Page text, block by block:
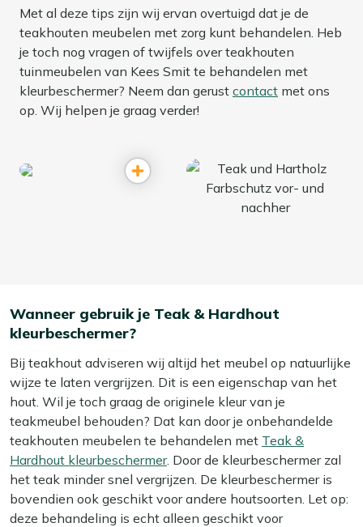
Met al deze tips zijn wij ervan overtuigd dat je de
teakhouten meubelen met zorg kunt behandelen. Heb
je toch nog vragen of twijfels over teakhouten
tuinmeubelen van Kees Smit te behandelen met
kleurbeschermer? Neem dan gerust contact met ons
op. Wij helpen je graag verder!
Wanneer gebruik je Teak & Hardhout
kleurbeschermer?
Bij teakhout adviseren wij altijd het meubel op natuurlijke
wijze te laten vergrijzen. Dit is een eigenschap van het
hout. Wil je toch graag de originele kleur van je
teakmeubel behouden? Dat kan door je onbehandelde
teakhouten meubelen te behandelen met Teak &
Hardhout kleurbeschermer. Door de kleurbeschermer zal
het teak minder snel vergrijzen. De kleurbeschermer is
bovendien ook geschikt voor andere houtsoorten. Let op:
deze behandeling is echt alleen geschikt voor